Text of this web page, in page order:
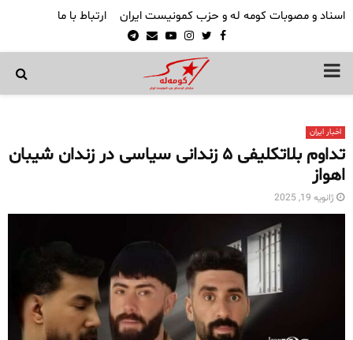
اسناد و مصوبات کومه له و حزب کمونیست ایران ارتباط با ما
Facebook
Twitter
Instagram
Youtube
Email
Telegram
PRIMARY
اخبار ایران
تداوم بلاتکلیفی ۵ زندانی سیاسی در زندان شیبان
اهواز
ژانویه 19, 2025